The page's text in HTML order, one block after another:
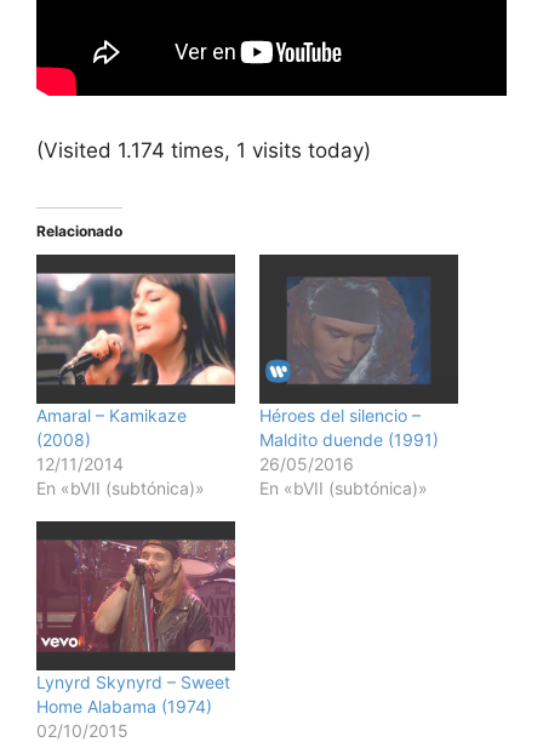
(Visited 1.174 times, 1 visits today)
Relacionado
Amaral – Kamikaze
(2008)
12/11/2014
En «bVII (subtónica)»
Héroes del silencio –
Maldito duende (1991)
26/05/2016
En «bVII (subtónica)»
Lynyrd Skynyrd – Sweet
Home Alabama (1974)
02/10/2015